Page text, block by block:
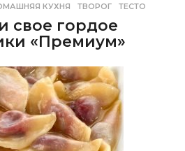
КУХНЯ ,ТВОРОГ ,ТЕСТО
свое гордое
«Премиум»